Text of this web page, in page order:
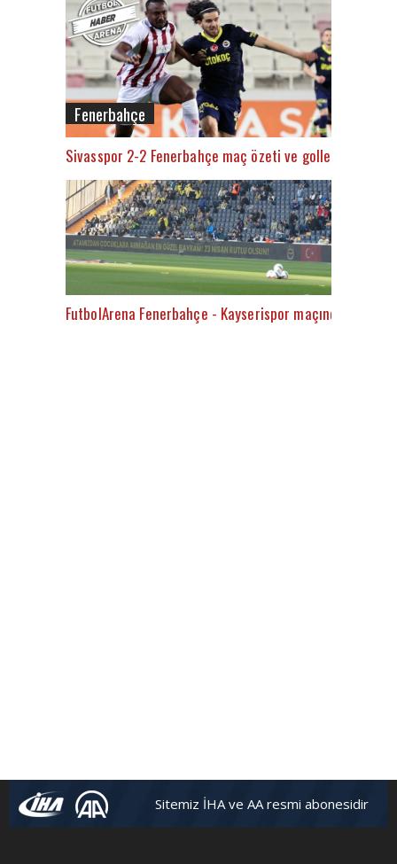
Fenerbahçe
Sivasspor 2-2 Fenerbahçe maç özeti ve golleri (İZLE)
FutbolArena Fenerbahçe - Kayserispor maçında
Sitemiz İHA ve AA resmi abonesidir